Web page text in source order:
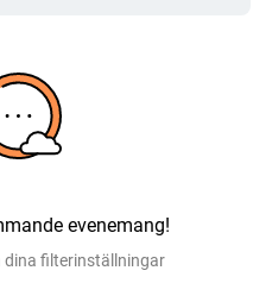
evenemang!
filterinställningar